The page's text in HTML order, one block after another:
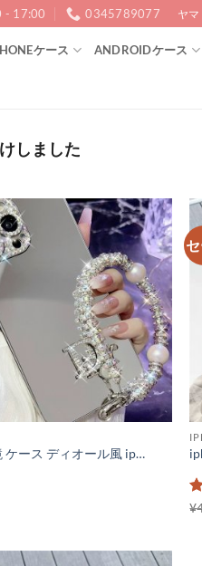
- 17:00 0345789077 ヤ
ケース ANDROIDケース
しました
iphone 鏡 ケース ディオール風 iphone15 ケース 背面 ミラー おしゃれ iphone15promax/14pro ケース キラキラ ストーン dior アイフォン ケース 13/12 パロディ
5
¥